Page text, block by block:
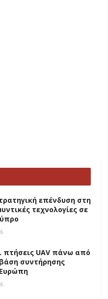
επένδυση στη
τεχνολογίες σε
πτήσεις UAV πάνω από
συντήρησης